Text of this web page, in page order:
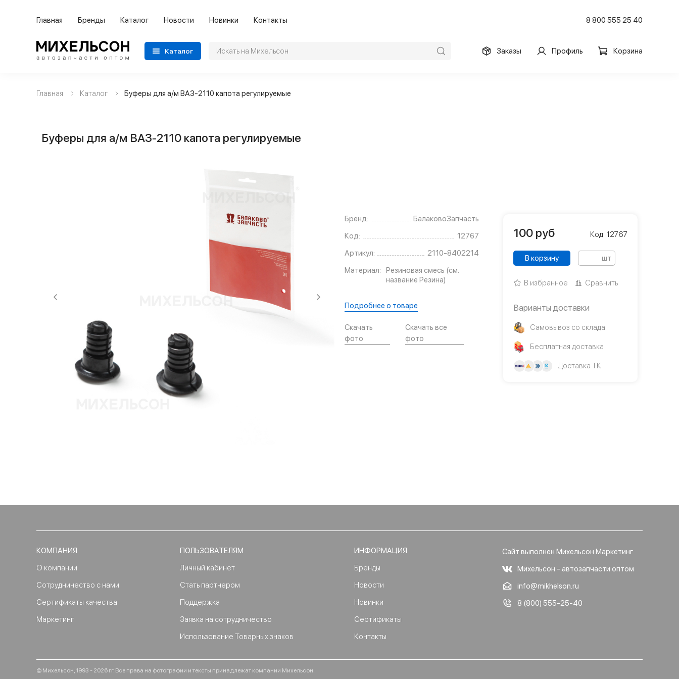
Главная Бренды Каталог Новости Новинки Контакты 8 800 555 25 40
Каталог Заказы Профиль Корзина
Применяемость
Категории автозапчастей
Главная Каталог Буферы для а/м ВАЗ-2110 капота регулируемые
Буферы для а/м ВАЗ-2110 капота регулируемые
Бренд:
БалаковоЗапчасть
Код:
12767
Артикул:
2110-8402214
Материал:
Резиновая смесь (см.
название Резина)
Подробнее о товаре
Скачать
фото
Скачать все
фото
100 руб Код: 12767
В корзину шт
В избранное Сравнить
Варианты доставки
Самовывоз со склада
Бесплатная доставка
Доставка ТК
КОМПАНИЯ
О компании
Сотрудничество с нами
Сертификаты качества
Маркетинг
ПОЛЬЗОВАТЕЛЯМ
Личный кабинет
Стать партнером
Поддержка
Заявка на сотрудничество
Использование Товарных знаков
ИНФОРМАЦИЯ
Бренды
Новости
Новинки
Сертификаты
Контакты
Сайт выполнен Михельсон Маркетинг
Михельсон - автозапчасти оптом
info@mikhelson.ru
8 (800) 555-25-40
© Михельсон, 1993 - 2026 гг. Все права на фотографии и тексты принадлежат компании Михельсон.